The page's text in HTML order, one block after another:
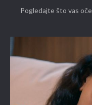
Pogledajte što vas